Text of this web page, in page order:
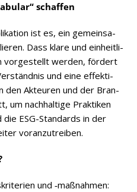
schaffen
ist es, ein gemein­sa­
Dass klare und ein­heit­li­
vor­ge­stellt wer­den, för­dert
und eine effek­ti­
den Akteu­ren und der Bran­
um nach­hal­tige Prak­ti­ken
ESG-Stan­dards in der
voranzutreiben.
und ‑maß­nah­men: